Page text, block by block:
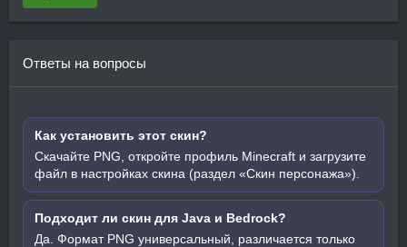
Ответы на вопросы
Как установить этот скин?
Скачайте PNG, откройте профиль Minecraft и загрузите
файл в настройках скина (раздел «Скин персонажа»).
Подходит ли скин для Java и Bedrock?
Да. Формат PNG универсальный, различается только